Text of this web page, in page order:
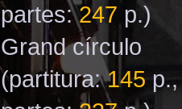
partes:247 p.)
Grand círculo
(partitura:145p.,